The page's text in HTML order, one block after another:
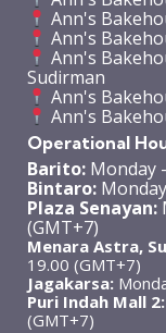
Ann's
Ann's
Ann's
Sudirman
Ann's
Ann's
Operational
Barito: Monday
Bintaro:
Plaza Senayan:
(GMT+7)
Menara Astra,
19.00 (GMT+7)
Jagakarsa:
Puri Indah Mall 2:
(GMT+7)